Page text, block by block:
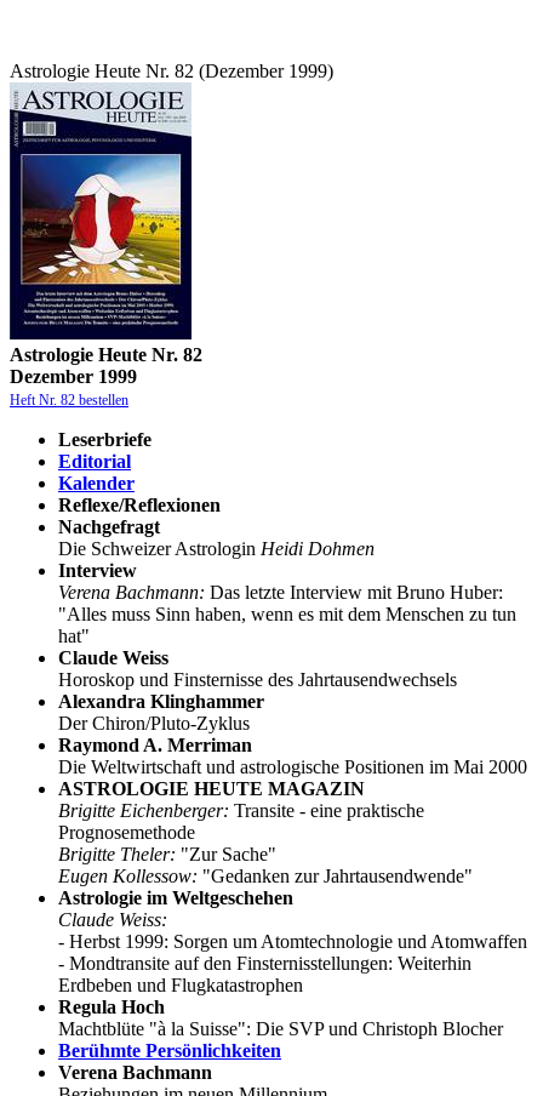
Astrologie Heute Nr. 82 (Dezember 1999)
Astrologie Heute Nr. 82
Dezember 1999
Heft Nr. 82 bestellen
Leserbriefe
Editorial
Kalender
Reflexe/Reflexionen
Nachgefragt
Die Schweizer Astrologin Heidi Dohmen
Interview
Verena Bachmann: Das letzte Interview mit Bruno Huber:
"Alles muss Sinn haben, wenn es mit dem Menschen zu tun
hat"
Claude Weiss
Horoskop und Finsternisse des Jahrtausendwechsels
Alexandra Klinghammer
Der Chiron/Pluto-Zyklus
Raymond A. Merriman
Die Weltwirtschaft und astrologische Positionen im Mai 2000
ASTROLOGIE HEUTE MAGAZIN
Brigitte Eichenberger: Transite - eine praktische
Prognosemethode
Brigitte Theler: "Zur Sache"
Eugen Kollessow: "Gedanken zur Jahrtausendwende"
Astrologie im Weltgeschehen
Claude Weiss:
- Herbst 1999: Sorgen um Atomtechnologie und Atomwaffen
- Mondtransite auf den Finsternisstellungen: Weiterhin
Erdbeben und Flugkatastrophen
Regula Hoch
Machtblüte "à la Suisse": Die SVP und Christoph Blocher
Berühmte Persönlichkeiten
Verena Bachmann